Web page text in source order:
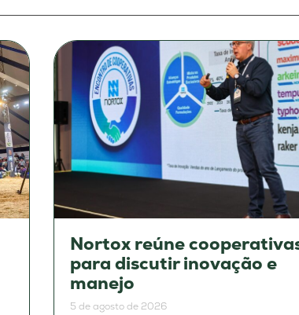
Nortox reúne
para discutir inovação e
manejo
5 de agosto de 2026